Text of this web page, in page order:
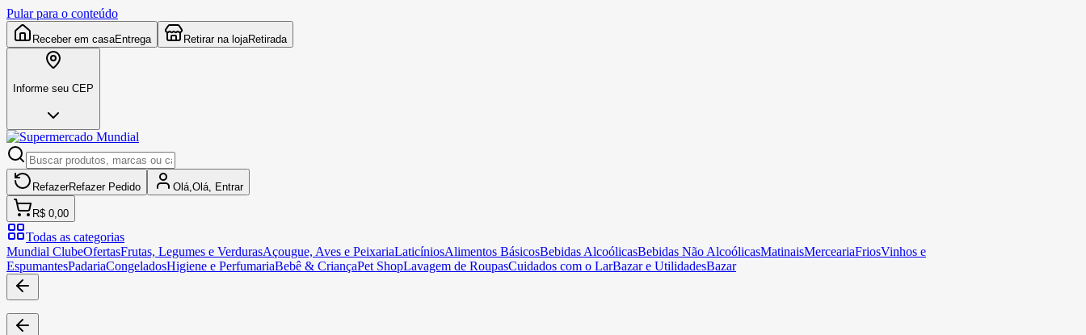
Pular para o conteúdo
Receber em casaEntrega Retirar na lojaRetirada
Informe seu CEP
RefazerRefazer Pedido Olá, Olá, Entrar
R$ 0,00
Todas as categorias
Mundial ClubeOfertasFrutas, Legumes e VerdurasAçougue, Aves e PeixariaLaticíniosAlimentos BásicosBebidas AlcoólicasBebidas Não AlcoólicasMatinaisMerceariaFriosVinhos e
EspumantesPadariaCongeladosHigiene e PerfumariaBebê & CriançaPet ShopLavagem de RoupasCuidados com o LarBazar e UtilidadesBazar